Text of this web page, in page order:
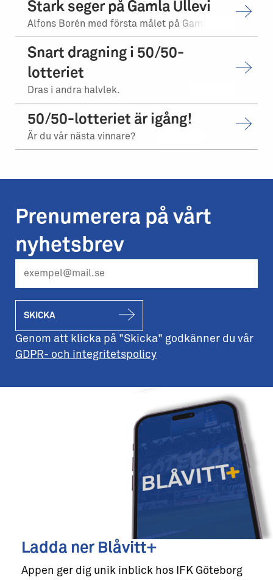
Stark seger på Gamla Ullevi
Snart dragning i 50/50-
lotteriet
Dras i andra halvlek.
50/50-lotteriet är igång!
Är du vår nästa vinnare?
Prenumerera på vårt
nyhetsbrev
SKICKA
Genom att klicka på "Skicka" godkänner du vår
GDPR- och integritetspolicy
Ladda ner Blåvitt+
Appen ger dig unik inblick hos IFK Göteborg